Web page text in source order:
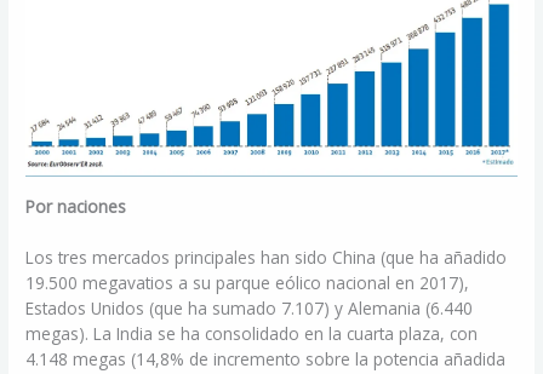
Por naciones
Los tres mercados principales han sido China (que ha añadido
19.500 megavatios a su parque eólico nacional en 2017),
Estados Unidos (que ha sumado 7.107) y Alemania (6.440
megas). La India se ha consolidado en la cuarta plaza, con
4.148 megas (14,8% de incremento sobre la potencia añadida